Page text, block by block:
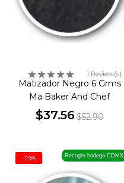
1 Review(s)
Matizador Negro 6 Grms
Ma Baker And Chef
$37.56$52.90
Recoger bodega CDMX
-29%